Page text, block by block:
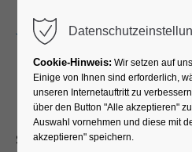
Kurhotel
Salzstraße 15 • 59597 Bad
Cookie-Hinweis: Wir setzen auf
Einige von Ihnen sind erforderlich,
unseren Internetauftritt zu
über den Button "Alle akzeptieren"
Auswahl vornehmen und diese mit
akzeptieren" speichern.